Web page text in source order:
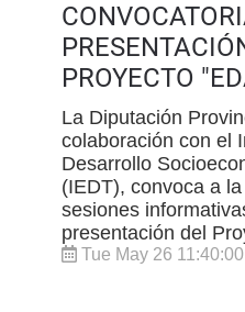
PROYECTO
La Diputación
colaboración con el
Desarrollo
(IEDT), convoca a
sesiones
presentación del
Tue May 26